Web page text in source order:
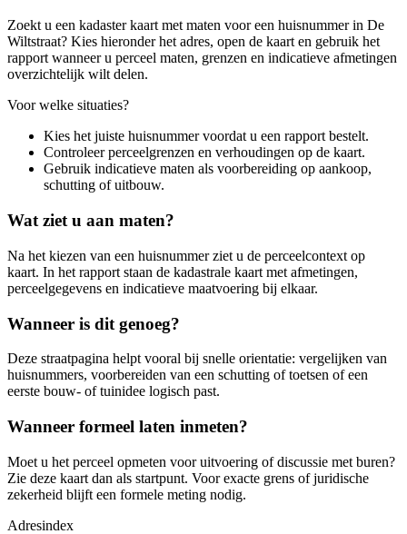
Zoekt u een kadaster kaart met maten voor een huisnummer in De
Wiltstraat? Kies hieronder het adres, open de kaart en gebruik het
rapport wanneer u perceel maten, grenzen en indicatieve afmetingen
overzichtelijk wilt delen.
Voor welke situaties?
Kies het juiste huisnummer voordat u een rapport bestelt.
Controleer perceelgrenzen en verhoudingen op de kaart.
Gebruik indicatieve maten als voorbereiding op aankoop,
schutting of uitbouw.
Wat ziet u aan maten?
Na het kiezen van een huisnummer ziet u de perceelcontext op
kaart. In het rapport staan de kadastrale kaart met afmetingen,
perceelgegevens en indicatieve maatvoering bij elkaar.
Wanneer is dit genoeg?
Deze straatpagina helpt vooral bij snelle orientatie: vergelijken van
huisnummers, voorbereiden van een schutting of toetsen of een
eerste bouw- of tuinidee logisch past.
Wanneer formeel laten inmeten?
Moet u het perceel opmeten voor uitvoering of discussie met buren?
Zie deze kaart dan als startpunt. Voor exacte grens of juridische
zekerheid blijft een formele meting nodig.
Adresindex